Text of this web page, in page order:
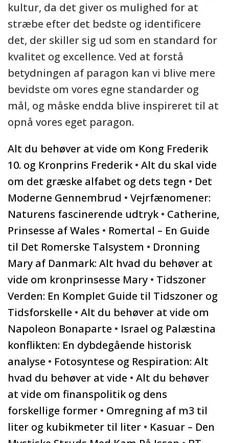
kultur, da det giver os mulighed for at
stræbe efter det bedste og identificere
det, der skiller sig ud som en standard for
kvalitet og excellence. Ved at forstå
betydningen af paragon kan vi blive mere
bevidste om vores egne standarder og
mål, og måske endda blive inspireret til at
opnå vores eget paragon.
Alt du behøver at vide om Kong Frederik
10. og Kronprins Frederik • Alt du skal vide
om det græske alfabet og dets tegn • Det
Moderne Gennembrud • Vejrfænomener:
Naturens fascinerende udtryk • Catherine,
Prinsesse af Wales • Romertal – En Guide
til Det Romerske Talsystem • Dronning
Mary af Danmark: Alt hvad du behøver at
vide om kronprinsesse Mary • Tidszoner
Verden: En Komplet Guide til Tidszoner og
Tidsforskelle • Alt du behøver at vide om
Napoleon Bonaparte • Israel og Palæstina
konflikten: En dybdegående historisk
analyse • Fotosyntese og Respiration: Alt
hvad du behøver at vide • Alt du behøver
at vide om finanspolitik og dens
forskellige former • Omregning af m3 til
liter og kubikmeter til liter • Kasuar – Den